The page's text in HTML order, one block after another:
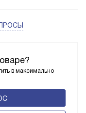
в максимально